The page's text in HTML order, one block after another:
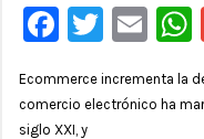
Ecommerce incrementa la
comercio electrónico ha
siglo XXI, y